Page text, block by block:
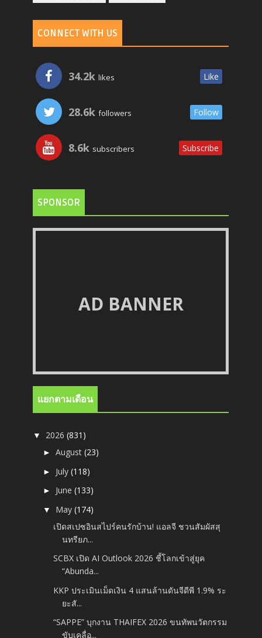
CONNECT WITH US
34.2k likes Like
28.6k followers Follow
8.6k subscribers Subscribe
SPONSOR
AD BANNER
แยกตามเดือน
▼ 2026(831)
►August(23)
► July(118)
► June(133)
▼ May(174)
เปิดสเปซอินสไปร์คนรักบ้าน! แอลจี ชวนสัมผัสสุ
นทรียภ...
SCBX เปิด AI Outlook 2026 ชี้โลกเข้าสู่ยุค
“Abunda...
KKP ประเมินเม็ดเงิน 4 แสนล้านดันจีดีพี 1.9% ระ
ยะสั...
“SAPPE” บุกงาน THAIFEX 2026 ขนทัพนวัตกรรม
ขับเคลื่อ...